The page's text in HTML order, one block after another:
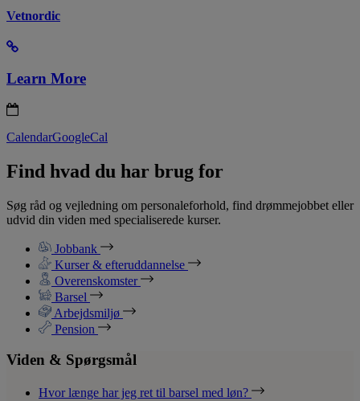
Vetnordic
Learn More
CalendarGoogleCal
Find hvad du har brug for
Søg råd og vejledning om personaleforhold, find drømmejobbet eller
udvid din viden med specialiserede kurser.
Jobbank
Kurser & efteruddannelse
Overenskomster
Barsel
Arbejdsmiljø
Pension
Viden & Spørgsmål
Hvor længe har jeg ret til barsel med løn?